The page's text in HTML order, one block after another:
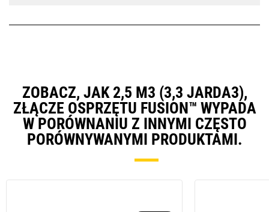
ZOBACZ, JAK 2,5 M3 (3,3 JARDA3),
ZŁĄCZE OSPRZĘTU FUSION™ WYPADA
W PORÓWNANIU Z INNYMI CZĘSTO
PORÓWNYWANYMI PRODUKTAMI.